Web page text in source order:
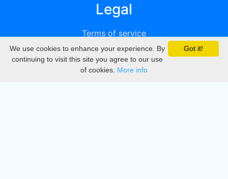
Legal
Terms of service
Privacy
DMCA
Got it!
We use cookies to enhance your experience. By
continuing to visit this site you agree to our use
of cookies. More info